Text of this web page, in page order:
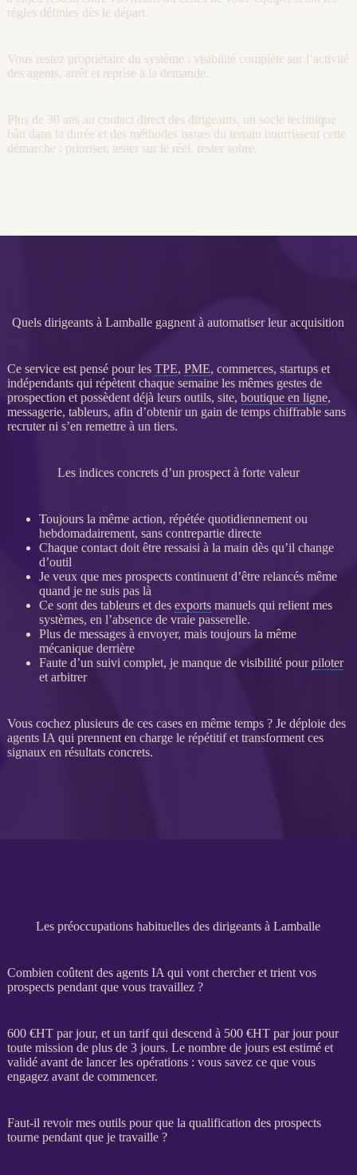
règles définies dès le départ.
Vous restez propriétaire du système : visibilité complète sur l’activité
des agents, arrêt et reprise à la demande.
Plus de 30 ans au contact direct des dirigeants, un socle technique
bâti dans la durée et des méthodes issues du terrain nourrissent cette
démarche : prioriser, tester sur le réel, rester sobre.
Quels dirigeants à Lamballe gagnent à automatiser leur acquisition
Ce service est pensé pour les TPE, PME, commerces, startups et
indépendants qui répètent chaque semaine les mêmes gestes de
prospection et possèdent déjà leurs outils, site, boutique en ligne,
messagerie, tableurs, afin d’obtenir un gain de temps chiffrable sans
recruter ni s’en remettre à un tiers.
Les indices concrets d’un prospect à forte valeur
Toujours la même action, répétée quotidiennement ou
hebdomadairement, sans contrepartie directe
Chaque contact doit être ressaisi à la main dès qu’il change
d’outil
Je veux que mes prospectscontinuent d’être relancés même
quand je ne suis pas là
Ce sont des tableurs et des exportsmanuels qui relient mes
systèmes, en l’absence de vraie passerelle.
Plus de messages à envoyer, mais toujours la même
mécanique derrière
Faute d’un suivi complet, je manque de visibilitépourpiloter
et arbitrer
Vous cochez plusieurs de ces cases en même temps ? Je déploie des
agents IA qui prennent en charge le répétitif et transforment ces
signaux en résultats concrets.
Les préoccupations habituelles des dirigeants à Lamballe
Combien coûtent des agents IA qui vont chercher et trient vos
prospects pendant que vous travaillez ?
600 €HTpar jour, et un tarif qui descend à 500 €HTpar jour pour
toute mission de plus de 3 jours. Le nombre de jours est estimé et
validé avant de lancer les opérations : vous savez ce que vous
engagez avant de commencer.
Faut-il revoir mes outils pour que la qualification des prospects
tourne pendant que je travaille ?